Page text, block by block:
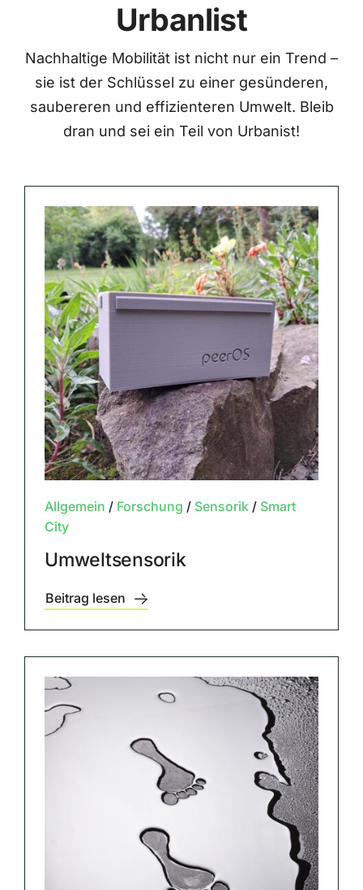
Urbanlist
Nachhaltige Mobilität ist nicht nur ein Trend –
sie ist der Schlüssel zu einer gesünderen,
saubereren und effizienteren Umwelt. Bleib
dran und sei ein Teil von Urbanist!
Allgemein / Forschung / Sensorik/ Smart
City
Umweltsensorik
Beitrag lesen